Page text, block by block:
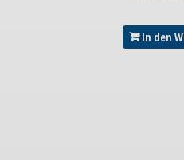
In den